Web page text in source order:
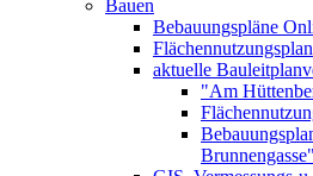
Bauen
Bebauungspläne
Flächennutzungsplan
aktuelle
"Am
Brunnengasse"